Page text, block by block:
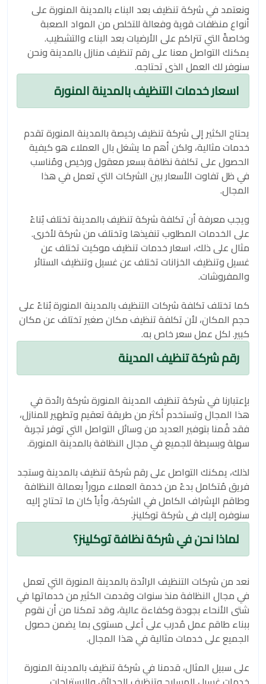
ونعتمد في شركة تنظيف بعد البناء بالمدينة المنورة على
أنواع منظفات قوية وفعالة للتخلص من المواد الصعبة
وخاصةً التي تتراكم على الأرضيات بعد البناء والتشطيب.
يمكنك التواصل معنا على رقم تنظيف منازل بالمدينة ونحن
سنوفر لك العمل الذي تحتاجه.
اسعار خدمات التنظيف بالمدينة المنورة
يحتاج الكثير إلى شركة تنظيف رخيصة بالمدينة المنورة تقدم
خدمات مثالية، ولكن أهم ما يشغل بال العملاء هو كيفية
الحصول على تكلفة نظافة بسعر معقول ورخيص ومُناسب
في ظل تفاوت الأسعار بين الشركات التي تعمل في هذا
المجال.
ويجب معرفة أن تكلفة شركة تنظيف بالمدينة تختلف بُناءً
على الخدمات المطلوب تنفيذها وتختلف من شركة لأخرى.
مثال على ذلك، اسعار خدمات تنظيف موكيت تختلف عن
غسيل وتنظيف الخزانات تختلف عن غسيل وتنظيف الستائر
والمفروشات.
كما تختلف تكلفة شركات التنظيف بالمدينة المنورة بُناءً على
حجم المكان، لأن تكلفة تنظيف مكان صغير تختلف عن مكان
كبير. لكل عمل سعر خاص به.
رقم شركة تنظيف المدينة
بإعتبارنا في شركة تنظيف المدينة المنورة شركة رائدة في
هذا المجال وتستخدم أكثر من طريقة تعقيم وتطهير للمنازل،
فقد قُمنا بتوفير العديد من وسائل التواصل التي توفر تجربة
سهلة وبسيطة للجميع في مجال النظافة بالمدينة المنورة.
لذلك، يمكنك التواصل على رقم شركة تنظيف بالمدينة وستجد
فريق مُتكامل بدءً من خدمة العملاء مروراً بعمالة النظافة
وطاقم الإشراف الكامل في الشركة، وأياً كان ما تحتاج إليه
سنوفره إليك في شركة توكلينز.
لماذا نحن في شركة نظافة توكلينز؟
نعد من شركات التنظيف الرائدة بالمدينة المنورة التي تعمل
في مجال النظافة منذ سنوات وقدمت الكثير من خدماتها في
شتى الأنحاء بجودة وكفاءة عالية، وقد تمكنا من أن نقوم
ببناء طاقم عمل مُدرب على أعلى مستوى بما يضمن حصول
الجميع على خدمات مثالية في هذا المجال.
على سبيل المثال، قدمنا في شركة تنظيف بالمدينة المنورة